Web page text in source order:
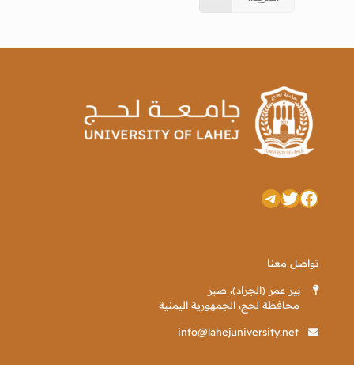
فيسبوك
تويترتيليجرام
تواصل معنا
بير عمر (الجراد)، صبر
محافظة لحج، الجمهورية اليمنية
info@lahejuniversity.net